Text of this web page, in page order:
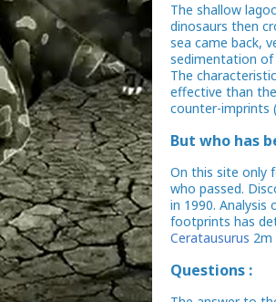
The shallow
dinosaurs then
sea came back,
sedimentation of
The
effective than
counter-imprints
But who has
On this site only
who passed.
in 1990. Analysis
footprints has
Ceratausurus 2m
Questions :